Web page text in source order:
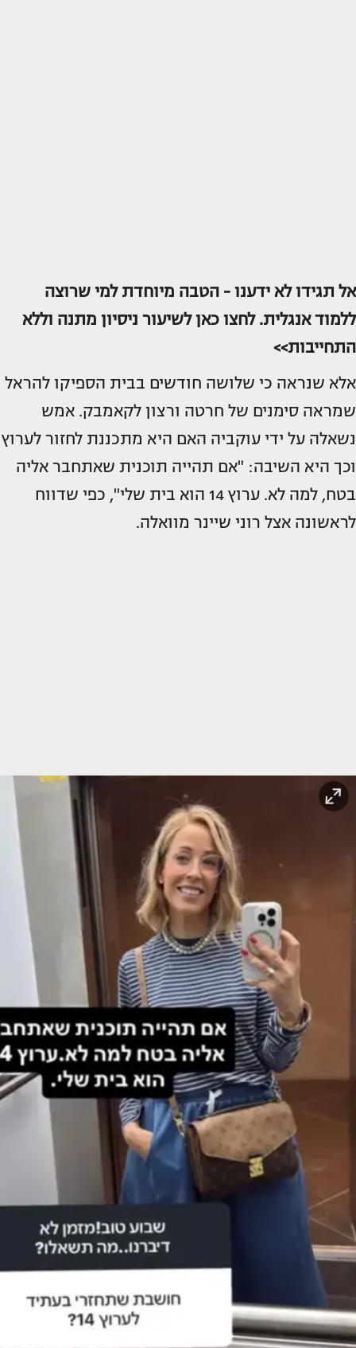
אל תגידו לא ידענו - הטבה מיוחדת למי שרוצה
ללמוד אנגלית. לחצו כאן לשיעור ניסיון מתנה וללא
התחייבות>>
אלא שנראה כי שלושה חודשים בבית הספיקו להראל
שמראה סימנים של חרטה ורצון לקאמבק. אמש
נשאלה על ידי עוקביה האם היא מתכננת לחזור לערוץ
וכך היא השיבה: "אם תהייה תוכנית שאתחבר אליה
בטח, למה לא. ערוץ 14 הוא בית שלי", כפי שדווח
לראשונה אצל רוני שיינר מוואלה.